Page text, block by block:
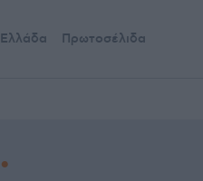
Ελλάδα Πρωτοσέλιδα